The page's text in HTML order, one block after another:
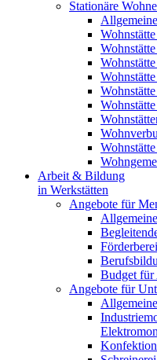
Stationäre
Arbeit & Bildung
in Werkstätten
Angebote für
Budget für
Angebote für